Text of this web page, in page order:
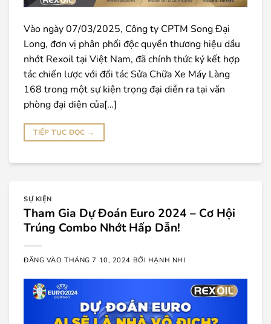
Vào ngày 07/03/2025, Công ty CPTM Song Đại
Long, đơn vị phân phối độc quyền thương hiệu dầu
nhớt Rexoil tại Việt Nam, đã chính thức ký kết hợp
tác chiến lược với đối tác Sửa Chữa Xe Máy Làng
168 trong một sự kiện trọng đại diễn ra tại văn
phòng đại diện của[…]
TIẾP TỤC ĐỌC →
SỰ KIỆN
Tham Gia Dự Đoán Euro 2024 – Cơ Hội
Trúng Combo Nhớt Hấp Dẫn!
ĐĂNG VÀOTHÁNG 7 10, 2024 BỞI HẠNH NHI